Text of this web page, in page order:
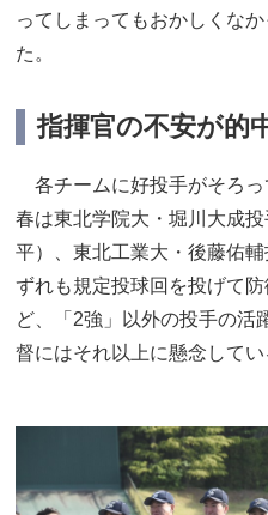
ってしまってもおかしくな
た。
指揮官の不安が的
各チームに好投手がそろ
春は東北学院大・堀川大成
平）、東北工業大・後藤佑
ずれも規定投球回を投げて
ど、「2強」以外の投手の活
督にはそれ以上に懸念してい